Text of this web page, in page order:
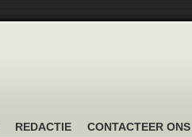
REDACTIE CONTACTEER ONS